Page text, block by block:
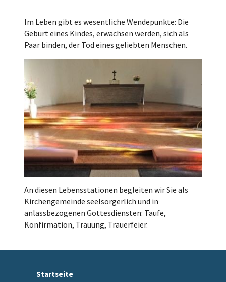
Im Leben gibt es wesentliche Wendepunkte: Die
Geburt eines Kindes, erwachsen werden, sich als
Paar binden, der Tod eines geliebten Menschen.
An diesen Lebensstationen begleiten wir Sie als
Kirchengemeinde seelsorgerlich und in
anlassbezogenen Gottesdiensten: Taufe,
Konfirmation, Trauung, Trauerfeier.
Startseite